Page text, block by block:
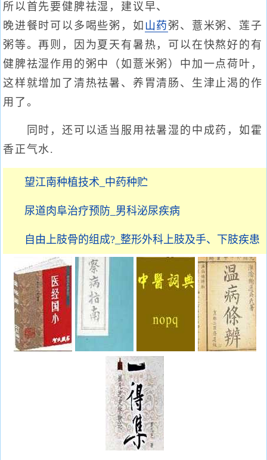
所以首先要健脾祛湿，建议早、
晚进餐时可以多喝些粥，如 山药 粥、薏米粥、莲子
粥等。再则，因为夏天有暑热，可以在快熬好的有
健脾祛湿作用的粥中（如薏米粥）中加一点荷叶，
这样就增加了清热祛暑、养胃清肠、生津止渴的作
用了。
同时，还可以适当服用祛暑湿的中成药，如霍
香正气水.
望江南种植技术_中药种贮
尿道肉阜治疗预防_男科泌尿疾病
自由上肢骨的组成?_整形外科上肢及手、下肢疾患